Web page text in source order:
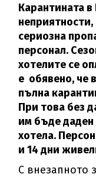
Карантината
сериозна
персонал.
хотелите се
е обявено, че
пълна
При това без
им бъде
хотела.
и 14 дни
С внезапното